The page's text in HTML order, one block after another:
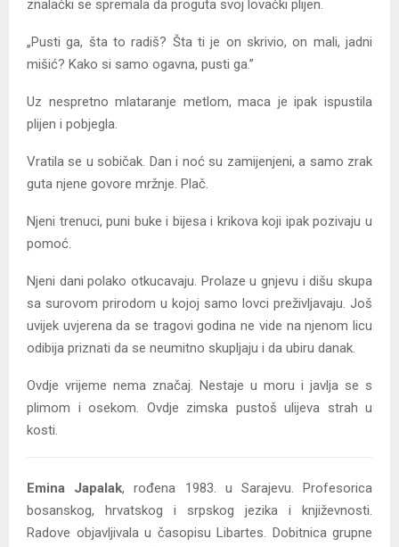
znalački se spremala da proguta svoj lovački plijen.
„Pusti ga, šta to radiš? Šta ti je on skrivio, on mali, jadni
mišić? Kako si samo ogavna, pusti ga.”
Uz nespretno mlataranje metlom, maca je ipak ispustila
plijen i pobjegla.
Vratila se u sobičak. Dan i noć su zamijenjeni, a samo zrak
guta njene govore mržnje. Plač.
Njeni trenuci, puni buke i bijesa i krikova koji ipak pozivaju u
pomoć.
Njeni dani polako otkucavaju. Prolaze u gnjevu i dišu skupa
sa surovom prirodom u kojoj samo lovci preživljavaju. Još
uvijek uvjerena da se tragovi godina ne vide na njenom licu
odibija priznati da se neumitno skupljaju i da ubiru danak.
Ovdje vrijeme nema značaj. Nestaje u moru i javlja se s
plimom i osekom. Ovdje zimska pustoš ulijeva strah u
kosti.
Emina Japalak, rođena 1983. u Sarajevu. Profesorica
bosanskog, hrvatskog i srpskog jezika i književnosti.
Radove objavljivala u časopisu Libartes. Dobitnica grupne